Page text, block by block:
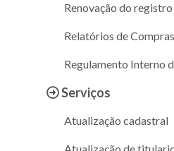
Renovação do
Relatórios de
Regulamento Interno
Serviços
Atualização cadastral